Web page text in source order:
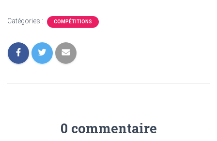
Catégories : COMPÉTITIONS
0 commentaire